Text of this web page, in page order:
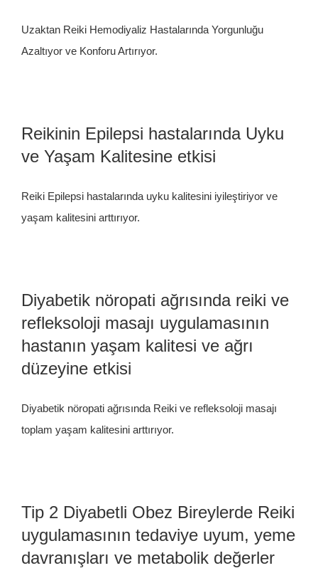
Uzaktan Reiki Hemodiyaliz Hastalarında Yorgunluğu
Azaltıyor ve Konforu Artırıyor.
Reikinin Epilepsi hastalarında Uyku
ve Yaşam Kalitesine etkisi
Reiki Epilepsi hastalarında uyku kalitesini iyileştiriyor ve
yaşam kalitesini arttırıyor.
Diyabetik nöropati ağrısında reiki ve
refleksoloji masajı uygulamasının
hastanın yaşam kalitesi ve ağrı
düzeyine etkisi
Diyabetik nöropati ağrısında Reiki ve refleksoloji masajı
toplam yaşam kalitesini arttırıyor.
Tip 2 Diyabetli Obez Bireylerde Reiki
uygulamasının tedaviye uyum, yeme
davranışları ve metabolik değerler